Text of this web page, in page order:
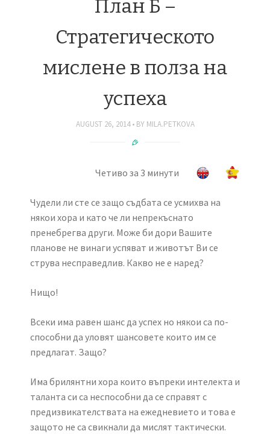
План Б –
Стратегическото
мислене в полза на
успеха
AUGUST 26, 2014 BY MILA.PETKOVA
Четиво за 3 минути
Чудели ли сте се защо съдбата се усмихва на
някои хора и като че ли непрекъснато
пренебрегва други. Може би дори Вашите
планове не винаги успяват и животът Ви се
струва несправедлив. Какво не е наред?
Нищо!
Всеки има равен шанс да успех но някои са по-
способни да уловят шансовете които им се
предлагат. Защо?
Има брилянтни хора които въпреки интелекта и
таланта си са неспособни да се справят с
предизвикателствата на ежедневието и това е
защото не са свикнали да мислят тактически.